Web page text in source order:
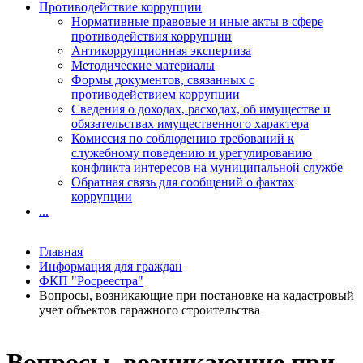
Противодействие коррупции
Нормативные правовые и иные акты в сфере
противодействия коррупции
Антикоррупционная экспертиза
Методические материалы
Формы документов, связанных с
противодействием коррупции
Сведения о доходах, расходах, об имуществе и
обязательствах имущественного характера
Комиссия по соблюдению требований к
служебному поведению и урегулированию
конфликта интересов на муниципальной службе
Обратная связь для сообщений о фактах
коррупции
...
Главная
Информация для граждан
ФКП "Росреестра"
Вопросы, возникающие при постановке на кадастровый
учет объектов гаражного строительства